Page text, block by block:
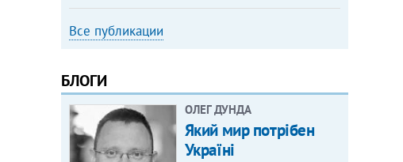
Все публикации
БЛОГИ
ОЛЕГ ДУНДА
Який мир потрібен
Україні